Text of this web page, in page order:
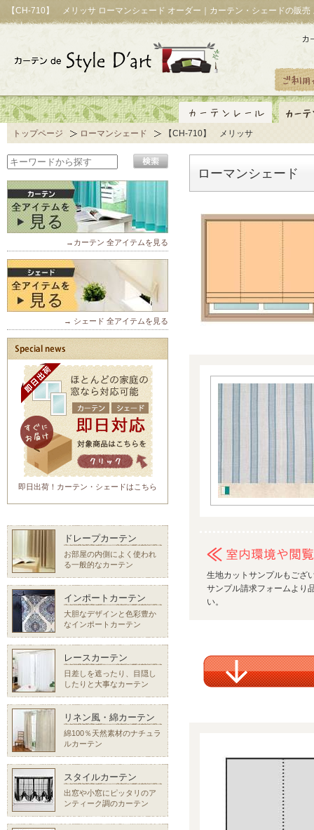
【CH-710】 メリッサ ローマンシェード オーダー｜カーテン・シェードの販売
トップページ ローマンシェード 【CH-710】 メリッサ
ローマンシェード
生地カットサンプルもござ
サンプル請求フォームより
い。
→カーテン 全アイテムを見る
→ シェード 全アイテムを見る
即日出荷！カーテン・シェードはこちら
ドレープカーテン
お部屋の内側によく使われ
る一般的なカーテン
インポートカーテン
大胆なデザインと色彩豊か
なインポートカーテン
レースカーテン
日差しを遮ったり、目隠し
したりと大事なカーテン
リネン風・綿カーテン
綿100％天然素材のナチュラ
ルカーテン
スタイルカーテン
出窓や小窓にピッタリのア
ンティーク調のカーテン